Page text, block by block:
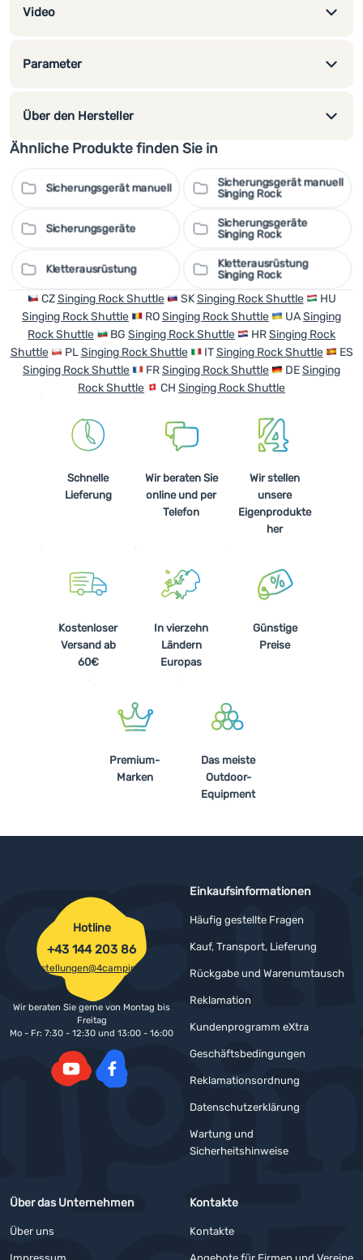
Hebel zu erhöhen und ein reibungsloses, kontrolliertes
ist in mehreren Farbvarianten erhältlich.
leichtes und kompaktes Sicherungs- und Abseilgerät
Durchmesser von 7,8–10,5 mm
Vorsteigers oder beim Abseilen
Sichern des Nachsteigers
Öse für kontrolliertes Ablassen unter Last mittels
Duraluminium-Konstruktion mit geringem Gewicht von 65
Video
Parameter
Über den Hersteller
Ähnliche Produkte finden Sie in
Sicherungsgerät manuell Sicherungsgerät manuell
Singing Rock
Sicherungsgeräte Sicherungsgeräte
Singing Rock
Kletterausrüstung Kletterausrüstung
Singing Rock
CZSinging Rock Shuttle SKSinging Rock Shuttle
HU
Singing Rock Shuttle
ROSinging Rock Shuttle UASinging
Rock Shuttle
BG Singing Rock Shuttle HRSinging Rock
Shuttle
PLSinging Rock Shuttle ITSinging Rock Shuttle
ES
Singing Rock Shuttle
FRSinging Rock Shuttle DESinging
Rock Shuttle
CH Singing Rock Shuttle
Schnelle
Lieferung
Wir beraten Sie
online und per
Telefon
Wir stellen
unsere
Eigenprodukte
her
Kostenloser
Versand ab
60€
In vierzehn
Ländern
Europas
Günstige
Preise
Premium-
Marken
Das meiste
Outdoor-
Equipment
Einkaufsinformationen
Häufig gestellte Fragen
Kauf, Transport, Lieferung
Rückgabe und Warenumtausch
Reklamation
Kundenprogramm eXtra
Geschäftsbedingungen
Reklamationsordnung
Datenschutzerklärung
Wartung und
Sicherheitshinweise
Über das Unternehmen
Über uns
Kontakte
Kontakte
Hotline
+43 144 203 86
bestellungen@4camping.at
Wir beraten Sie gerne von Montag bis
Freitag
Mo - Fr: 7:30 - 12:30 und 13:00 - 16:00